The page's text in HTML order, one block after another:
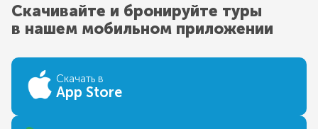
Скачивайте и бронируйте туры
в нашем мобильном приложении
Скачать в
App Store